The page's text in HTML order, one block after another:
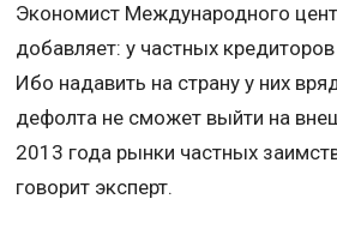
Экономист Международного
добавляет: у частных
Ибо надавить на страну у них
дефолта не сможет выйти на
2013 года рынки частных
говорит эксперт.